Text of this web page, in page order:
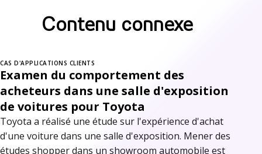
Contenu connexe
CAS D'APPLICATIONS CLIENTS
Examen du comportement des
acheteurs dans une salle d'exposition
de voitures pour Toyota
Toyota a réalisé une étude sur l'expérience d'achat
d'une voiture dans une salle d'exposition. Mener des
études shopper dans un showroom automobile est